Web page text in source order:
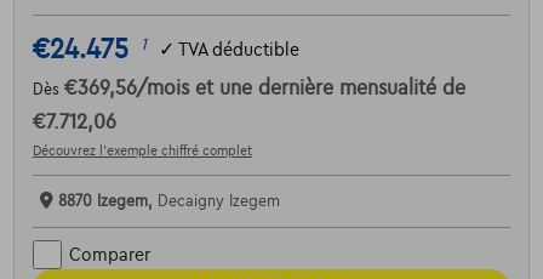
€24.475 1 ✓ TVA déductible
Dès €369,56/mois et une dernière mensualité de
€7.712,06
Découvrez l’exemple chiffré complet
8870 Izegem, Decaigny Izegem
Comparer